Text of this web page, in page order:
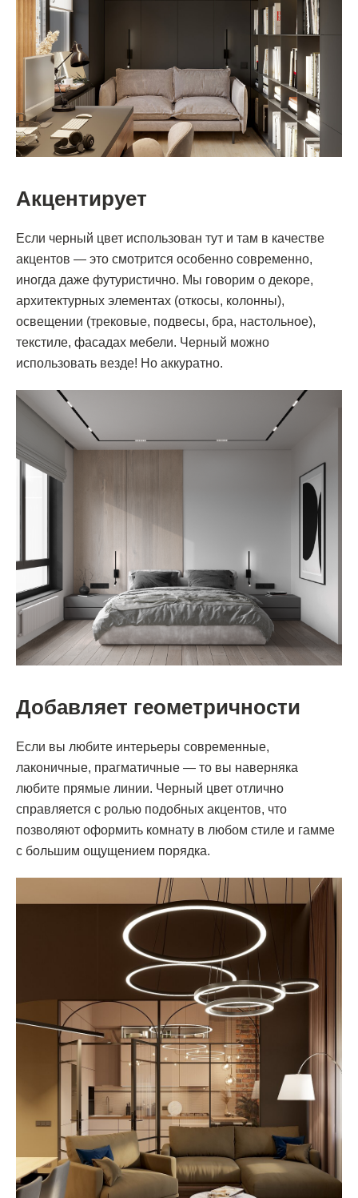
Акцентирует
Если черный цвет использован тут и там в качестве
акцентов — это смотрится особенно современно,
иногда даже футуристично. Мы говорим о декоре,
архитектурных элементах (откосы, колонны),
освещении (трековые, подвесы, бра, настольное),
текстиле, фасадах мебели. Черный можно
использовать везде! Но аккуратно.
Добавляет геометричности
Если вы любите интерьеры современные,
лаконичные, прагматичные — то вы наверняка
любите прямые линии. Черный цвет отлично
справляется с ролью подобных акцентов, что
позволяют оформить комнату в любом стиле и гамме
с большим ощущением порядка.